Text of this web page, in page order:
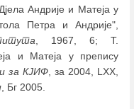
Андрије и Матеја у
Петра и Андрије",
, 1967, 6; Т.
и Матеја у препису
за КЈИФ , за 2004, LXX,
, Бг 2005.